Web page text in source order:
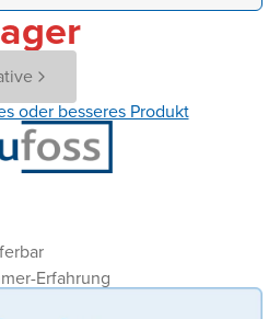
Erfahrung
oder besseres Produkt